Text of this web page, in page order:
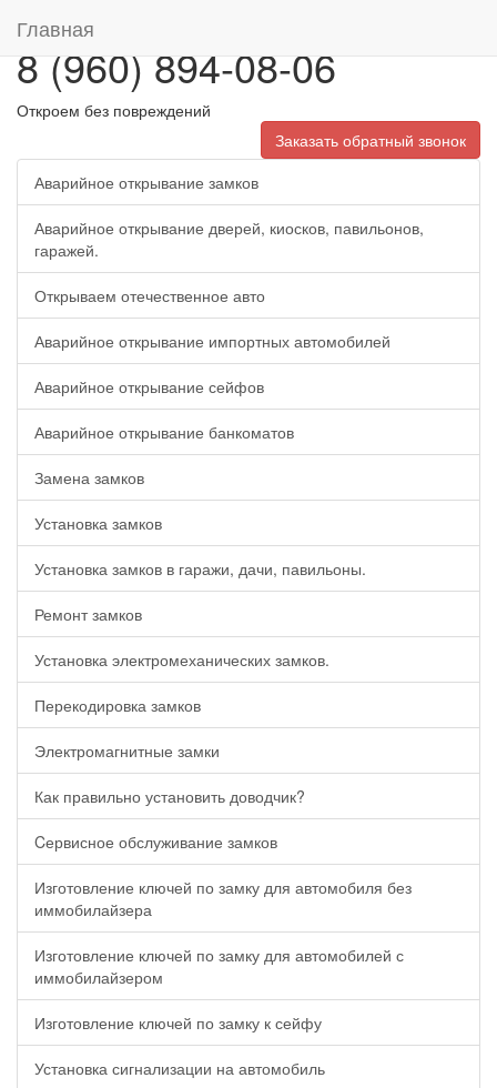
Главная
8 (960) 894-08-06
Откроем без повреждений
Заказать обратный звонок
Аварийное открывание замков
Аварийное открывание дверей, киосков, павильонов,
гаражей.
Открываем отечественное авто
Аварийное открывание импортных автомобилей
Аварийное открывание сейфов
Аварийное открывание банкоматов
Замена замков
Установка замков
Установка замков в гаражи, дачи, павильоны.
Ремонт замков
Установка электромеханических замков.
Перекодировка замков
Электромагнитные замки
Как правильно установить доводчик?
Cервисное обслуживание замков
Изготовление ключей по замку для автомобиля без
иммобилайзера
Изготовление ключей по замку для автомобилей с
иммобилайзером
Изготовление ключей по замку к сейфу
Установка сигнализации на автомобиль